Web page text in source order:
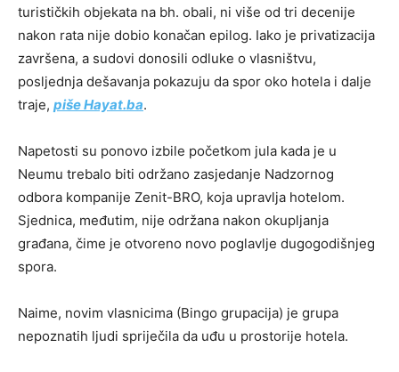
turističkih objekata na bh. obali, ni više od tri decenije
nakon rata nije dobio konačan epilog. Iako je privatizacija
završena, a sudovi donosili odluke o vlasništvu,
posljednja dešavanja pokazuju da spor oko hotela i dalje
traje, piše Hayat.ba.
Napetosti su ponovo izbile početkom jula kada je u
Neumu trebalo biti održano zasjedanje Nadzornog
odbora kompanije Zenit-BRO, koja upravlja hotelom.
Sjednica, međutim, nije održana nakon okupljanja
građana, čime je otvoreno novo poglavlje dugogodišnjeg
spora.
Naime, novim vlasnicima (Bingo grupacija) je grupa
nepoznatih ljudi spriječila da uđu u prostorije hotela.